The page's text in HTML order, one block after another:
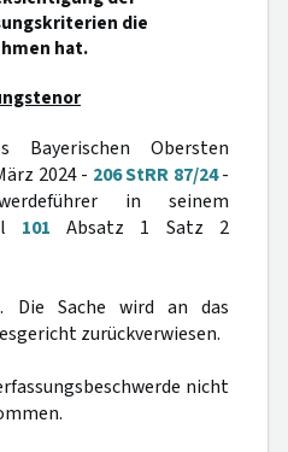
die
hat.
Bayerischen Obersten
2024 - 206 StRR 87/24-
in seinem
101 Absatz 1 Satz 2
Die Sache wird an das
zurückverwiesen.
nicht